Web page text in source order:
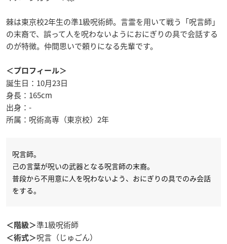
棘は東京校2年生の準1級呪術師。言霊を用いて戦う「呪言師」
の末裔で、誤って人を呪わないようにおにぎりの具で会話する
のが特徴。仲間思いで頼りになる先輩です。
＜プロフィール＞
誕生日：10月23日
身長：165cm
出身：-
所属：呪術高専（東京校）2年
呪言師。
己の言葉が呪いの武器となる呪言師の末裔。
普段から不用意に人を呪わないよう、おにぎりの具でのみ会話
をする。
＜階級＞準1級呪術師
＜術式＞呪言（じゅごん）